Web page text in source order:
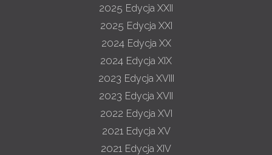
2025 Edycja XXII
2025 Edycja XXI
2024 Edycja XX
2024 Edycja XIX
2023 Edycja XVIII
2023 Edycja XVII
2022 Edycja XVI
2021 Edycja XV
2021 Edycja XIV